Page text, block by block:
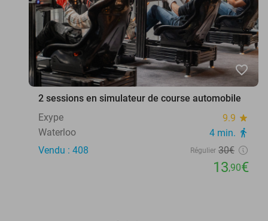
favorite_border
2 sessions en simulateur de course automobile
Exype
9.9 star
Waterloo 4 min. directions_walk
Vendu : 408 Régulier 30€
13,90€